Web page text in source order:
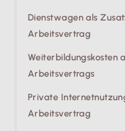
Dienstwagen als
Arbeitsvertrag
Weiterbildungskosten
Arbeitsvertrags
Private
Arbeitsvertrag